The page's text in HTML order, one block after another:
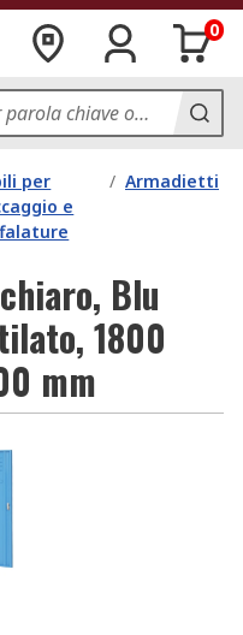
0
per
e
/ Armadietti
Blu
1800
mm